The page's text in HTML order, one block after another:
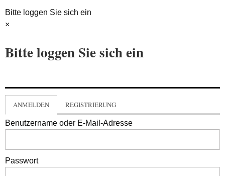
Bitte loggen Sie sich ein
×
Bitte loggen Sie sich ein
ANMELDEN REGISTRIERUNG
Benutzername oder E-Mail-Adresse
Passwort